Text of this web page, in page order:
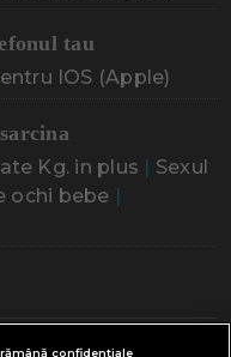
tau
IOS (Apple)
Kg. in plus | Sexul
ochi bebe |
cu sarcina
confidențiale